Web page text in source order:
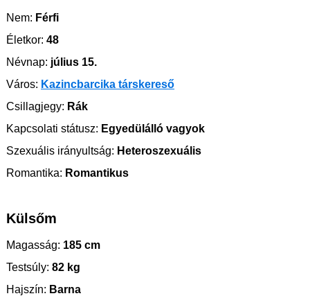
Nem: Férfi
Életkor: 48
Névnap: július 15.
Város: Kazincbarcika társkereső
Csillagjegy: Rák
Kapcsolati státusz: Egyedülálló vagyok
Szexuális irányultság: Heteroszexuális
Romantika: Romantikus
Külsőm
Magasság: 185 cm
Testsúly: 82 kg
Hajszín: Barna